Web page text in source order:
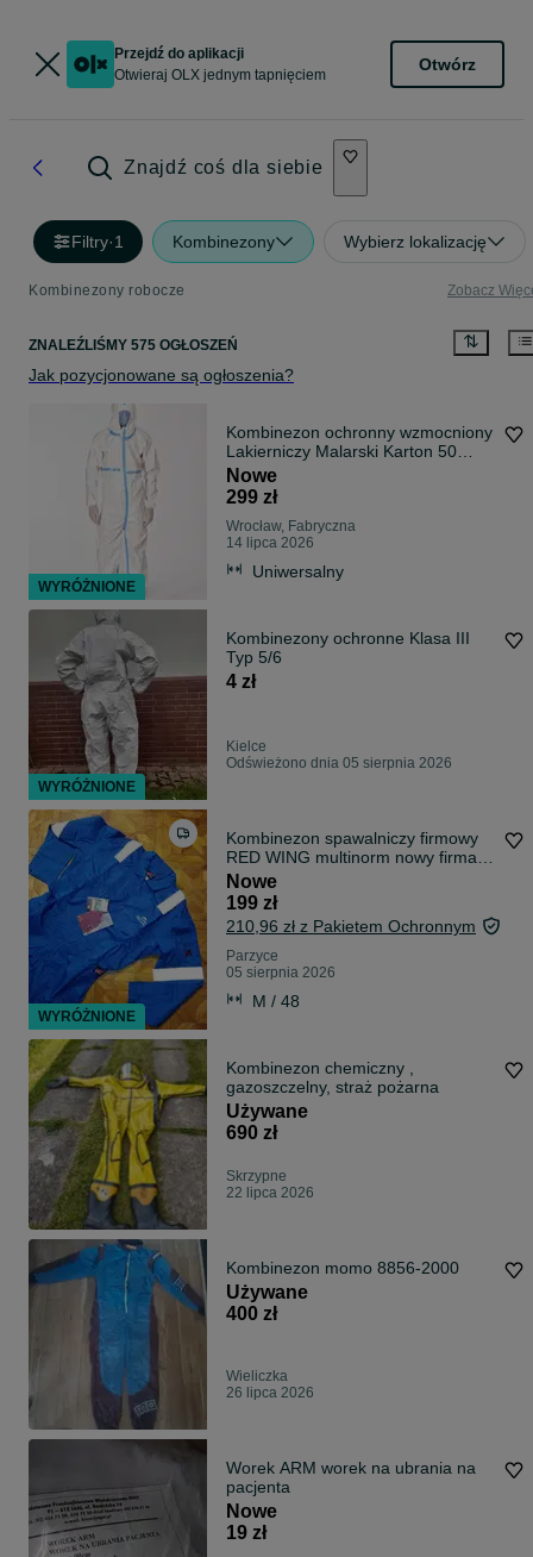
Przejdź do aplikacji
Otwieraj OLX jednym tapnięciem
Otwórz
Znajdź coś dla siebie
Filtry·1 Kombinezony Wybierz lokalizację
Kombinezony robocze Zobacz
ZNALEŹLIŚMY 575 OGŁOSZEŃ
Jak pozycjonowane są ogłoszenia?
Kombinezon ochronny wzmocniony
Lakierniczy Malarski Karton 50
sztuk
Nowe
299 zł
Wrocław, Fabryczna
14 lipca 2026
Uniwersalny
Kombinezony ochronne Klasa III
Typ 5/6
4 zł
Kielce
Odświeżono dnia 05 sierpnia 2026
Kombinezon spawalniczy firmowy
RED WING multinorm nowy firma z
USA rozmiar M/L
Nowe
199 zł
210,96 zł z Pakietem Ochronnym
Parzyce
05 sierpnia 2026
M / 48
Kombinezon chemiczny ,
gazoszczelny, straż pożarna
Używane
690 zł
Skrzypne
22 lipca 2026
Kombinezon momo 8856-2000
Używane
400 zł
Wieliczka
26 lipca 2026
Worek ARM worek na ubrania na
pacjenta
Nowe
19 zł
WYRÓŻNIONE
WYRÓŻNIONE
WYRÓŻNIONE